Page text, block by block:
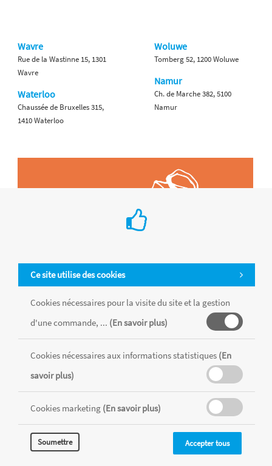
Ce site utilise des cookies
Cookies nécessaires pour la visite du site et la gestion
d'une commande, ... (En savoir plus)
Cookies nécessaires aux informations statistiques (En
savoir plus)
Cookies marketing (En savoir plus)
Soumettre Accepter tous
Wavre
Rue de la Wastinne 15, 1301
Wavre
Waterloo
Chaussée de Bruxelles 315,
1410 Waterloo
Woluwe
Tomberg 52, 1200 Woluwe
Namur
Ch. de Marche 382, 5100
Namur
Tous les produits sont vendus dans la limite des stocks disponibles de
chaque magasin, toutes taxes comprises.
MENTIONS LÉGALES CONDITIONS GÉNÉRALES